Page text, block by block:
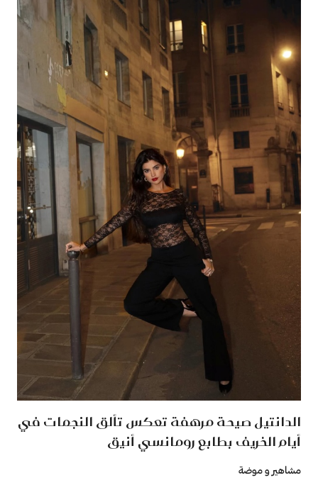
الدانتيل صيحة مرهفة تعكس تألق النجمات في
أيام الخريف بطابع رومانسي أنيق
مشاهير و موضة